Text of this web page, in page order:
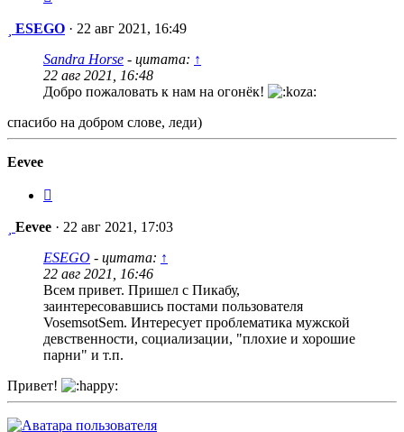
Сообщение
ESEGO · 22 авг 2021, 16:49
Sandra Horse - цитата: ↑
22 авг 2021, 16:48
Добро пожаловать к нам на огонёк!
спасибо на добром слове, леди)
Eevee
Сообщение
Eevee · 22 авг 2021, 17:03
ESEGO - цитата: ↑
22 авг 2021, 16:46
Всем привет. Пришел с Пикабу,
заинтересовавшись постами пользователя
VosemsotSem. Интересует проблематика мужской
девственности, социализации, "плохие и хорошие
парни" и т.п.
Привет!